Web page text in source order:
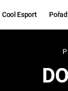
Cool Esport